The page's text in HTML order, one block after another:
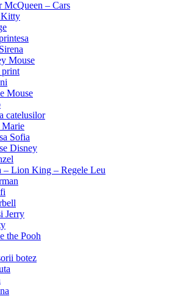
McQueen – Cars
Mouse
Mouse
catelusilor
Marie
Sofia
Disney
– Lion King – Regele Leu
Jerry
the Pooh
botez